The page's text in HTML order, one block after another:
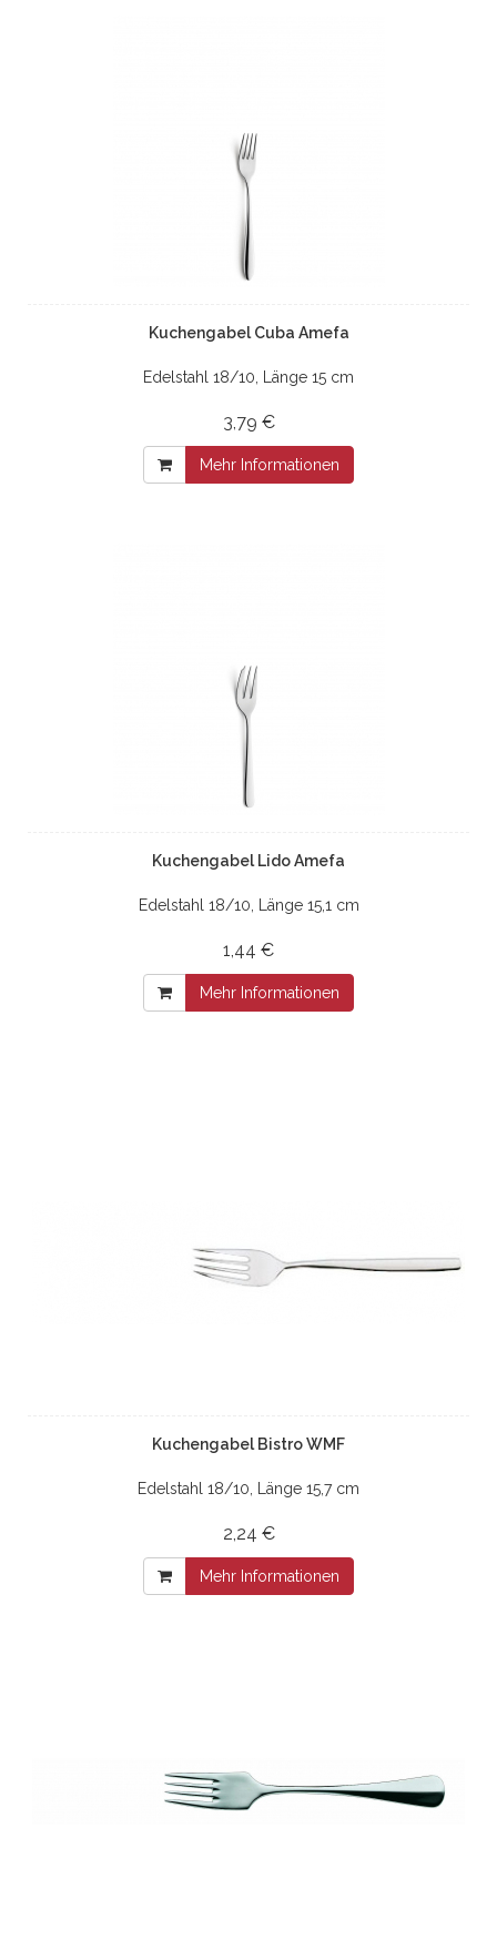
Kuchengabel Cuba Amefa
Edelstahl 18/10, Länge 15 cm
3,79 €
Mehr Informationen
Kuchengabel Lido Amefa
Edelstahl 18/10, Länge 15,1 cm
1,44 €
Mehr Informationen
Kuchengabel Bistro WMF
Edelstahl 18/10, Länge 15,7 cm
2,24 €
Mehr Informationen